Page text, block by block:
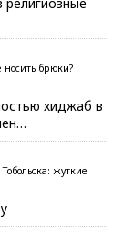
брюки?
хиджаб в
жуткие